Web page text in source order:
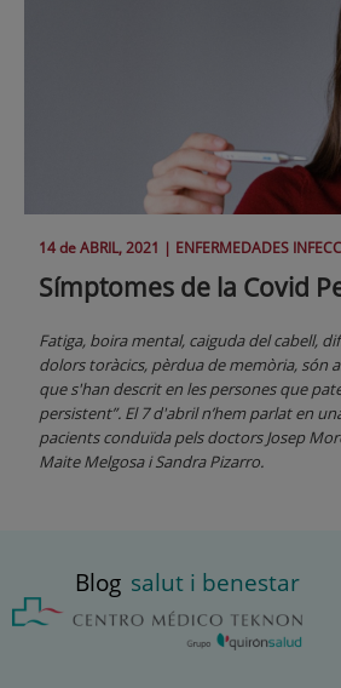
14 deABRIL, 2021 | ENFERMEDADES
Símptomes de la Covid
Fatiga, boira mental, caiguda del cabell,
dolors toràcics, pèrdua de memòria, són
que s'han descrit en les persones que
persistent”. El 7 d'abril n’hem parlat en
pacients conduïda pels doctors Josep
Maite Melgosa i Sandra Pizarro.
Blog salut i benestar